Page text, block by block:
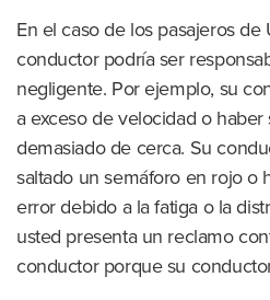
En el caso de los pasajeros
conductor podría ser
negligente. Por ejemplo, su
a exceso de velocidad o
demasiado de cerca. Su
saltado un semáforo en rojo o
error debido a la fatiga o la
usted presenta un reclamo
conductor porque su